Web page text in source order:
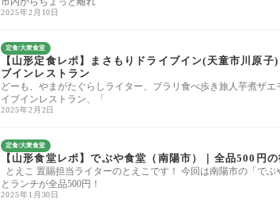
2025年2月10日
定食/大衆食堂
【山形定食レポ】まさもりドライブイン(天童市川原
ブインレストラン
どーも、やまがたぐらしライター、ブラリ食べ歩き旅人芋煮ザ
イブインレストラン、「
2025年2月2日
定食/大衆食堂
【山形食堂レポ】でぶや食堂（南陽市）｜全品500円
とえこ 置賜担当ライターのとえこです！ 今回は南陽市の「で
とランチが全品500円！
2025年1月30日